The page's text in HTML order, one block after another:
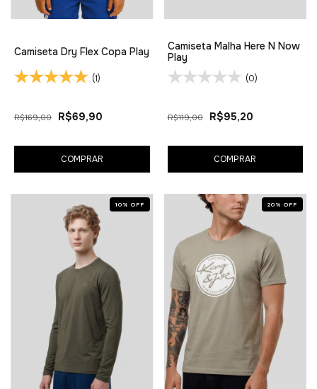
Camiseta Dry Flex Copa Play
(1)
R$169,00 R$69,90
COMPRAR
Camiseta Malha Here N Now
Play
(0)
R$119,00 R$95,20
COMPRAR
10 % OFF 20 % OFF